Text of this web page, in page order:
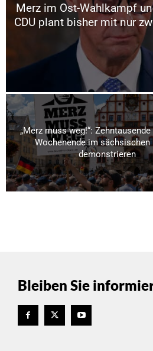
Merz im Ost-Wahlkampf
CDU plant bisher mit nur
„Merz muss weg!“:
Wochenende im sächsischen
demonstrieren
Bleiben Sie